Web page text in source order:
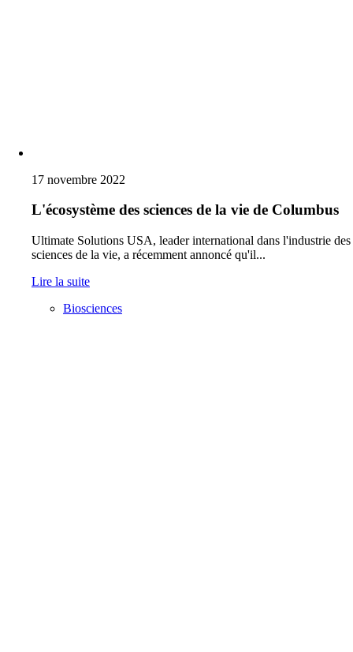
17 novembre 2022
L'écosystème des sciences de la vie de Columbus
Ultimate Solutions USA, leader international dans l'industrie des
sciences de la vie, a récemment annoncé qu'il...
Lire la suite
Biosciences